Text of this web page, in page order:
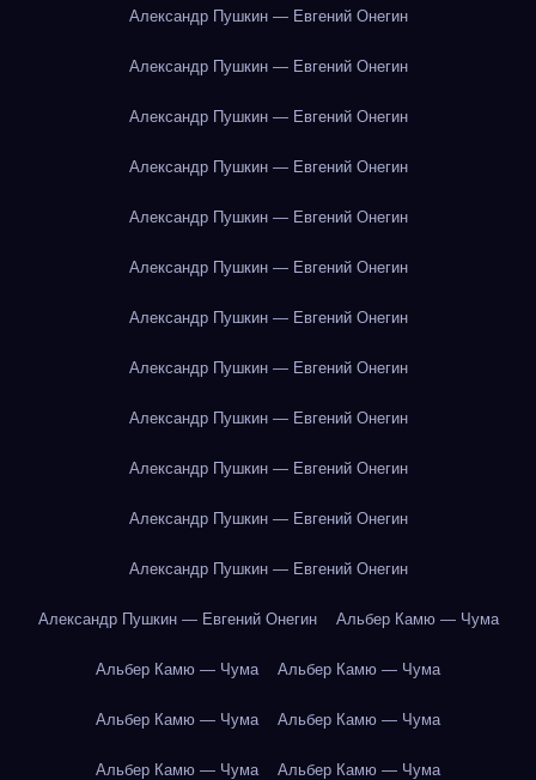
Александр Пушкин — Евгений Онегин
Александр Пушкин — Евгений Онегин
Александр Пушкин — Евгений Онегин
Александр Пушкин — Евгений Онегин
Александр Пушкин — Евгений Онегин
Александр Пушкин — Евгений Онегин
Александр Пушкин — Евгений Онегин
Александр Пушкин — Евгений Онегин
Александр Пушкин — Евгений Онегин
Александр Пушкин — Евгений Онегин
Александр Пушкин — Евгений Онегин
Александр Пушкин — Евгений Онегин
Александр Пушкин — Евгений Онегин Альбер Камю — Чума
Альбер Камю — Чума Альбер Камю — Чума
Альбер Камю — Чума Альбер Камю — Чума
Альбер Камю — Чума Альбер Камю — Чума